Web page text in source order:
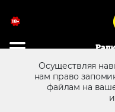
Осуществляя
нам право
файлам на
8 (4872) 250 470